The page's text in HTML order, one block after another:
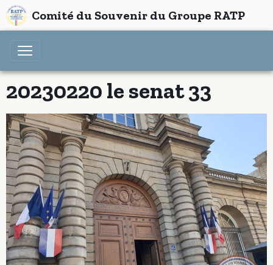
Comité du Souvenir du Groupe RATP
20230220 le senat 33